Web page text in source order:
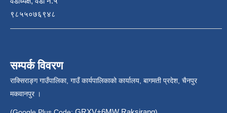
९८५५०७६९४८
सम्पर्क विवरण
राक्सिराङ्ग गाउँपालिका, गाउँ कार्यपालिकाको कार्यालय, बागमती प्रदेश, चैनपुर
मकवानपुर ।